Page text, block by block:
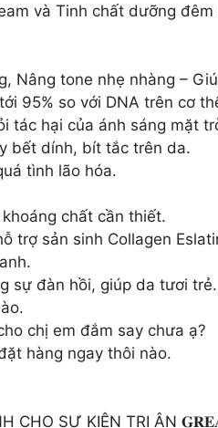
và Tinh chất dưỡng
Nâng tone nhẹ nhàng –
95% so với DNA trên cơ
tác hại của ánh sáng mặt
bết dính, bít tắc trên da.
tình lão hóa.
chất cần thiết.
trợ sản sinh Collagen
sự đàn hồi, giúp da tươi trẻ.
chị em đắm say chưa ạ?
hàng ngay thôi nào.
CHO SỰ KIỆN TRI ÂN